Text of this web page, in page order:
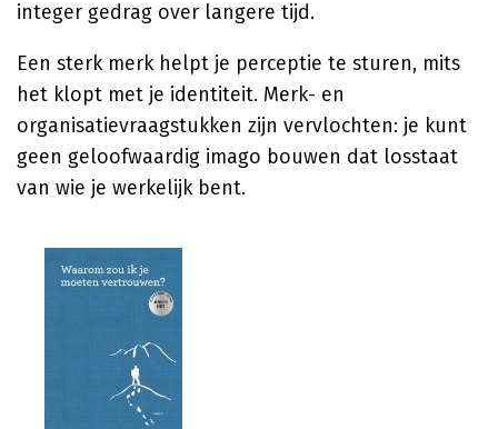
integer gedrag over langere tijd.
Een sterk merk helpt je perceptie te sturen, mits
het klopt met je identiteit. Merk- en
organisatievraagstukken zijn vervlochten: je kunt
geen geloofwaardig imago bouwen dat losstaat
van wie je werkelijk bent.